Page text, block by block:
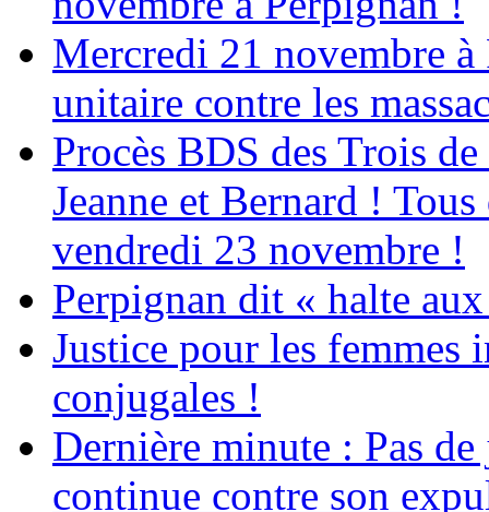
Mercredi 21 novembre à
unitaire contre les
Procès BDS des Trois
Jeanne et Bernard !
vendredi 23 novembre !
Perpignan dit « halte
Justice pour les femmes
conjugales !
Dernière minute : Pas
continue contre son